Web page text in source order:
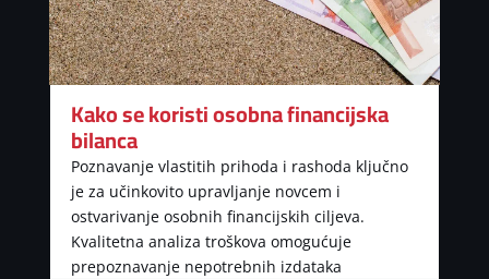
Kako se koristi osobna financijska
bilanca
Poznavanje vlastitih prihoda i rashoda ključno
je za učinkovito upravljanje novcem i
ostvarivanje osobnih financijskih ciljeva.
Kvalitetna analiza troškova omogućuje
prepoznavanje nepotrebnih izdataka